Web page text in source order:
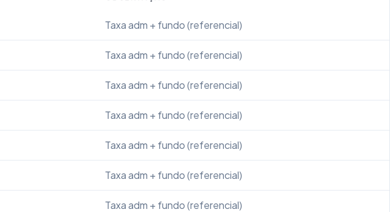
Taxa adm + fundo (referencial)
Taxa adm + fundo (referencial)
Taxa adm + fundo (referencial)
Taxa adm + fundo (referencial)
Taxa adm + fundo (referencial)
Taxa adm + fundo (referencial)
Taxa adm + fundo (referencial)